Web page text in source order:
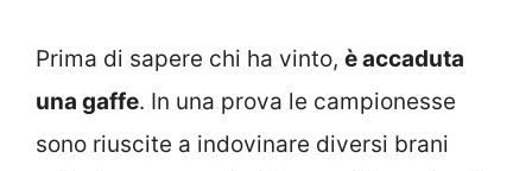
Prima di sapere chi ha vinto, è accaduta
una gaffe. In una prova le campionesse
sono riuscite a indovinare diversi brani